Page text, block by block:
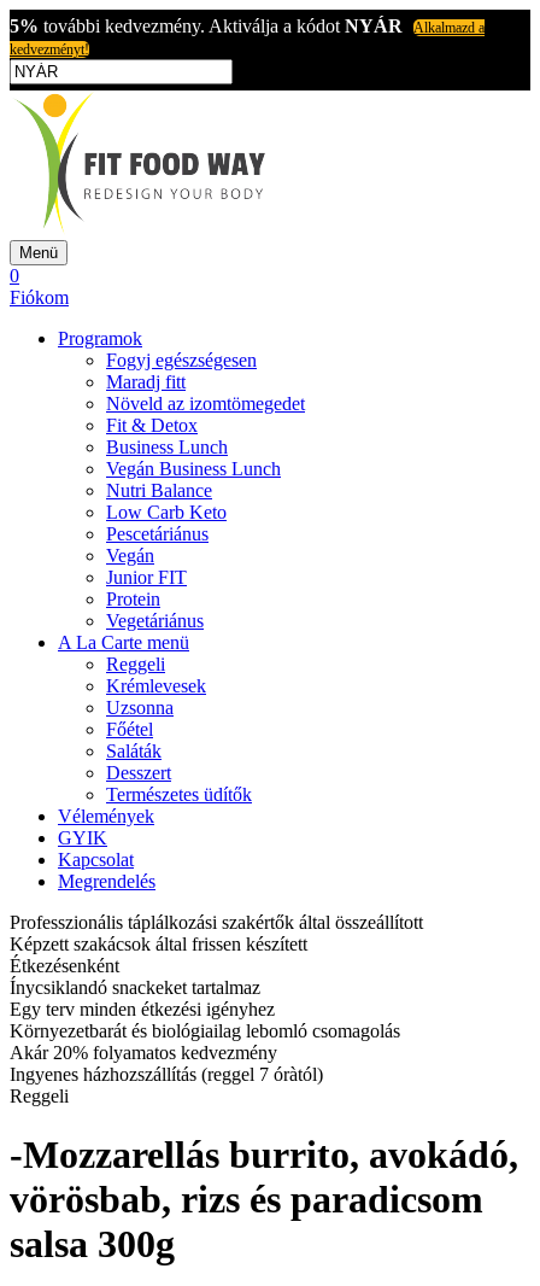
5% további kedvezmény. Aktiválja a kódot NYÁR
Alkalmazd a
kedvezményt!
Menü
0
Fiókom
Programok
Fogyj egészségesen
Maradj fitt
Növeld az izomtömegedet
Fit & Detox
Business Lunch
Vegán Business Lunch
Nutri Balance
Low Carb Keto
Pescetáriánus
Vegán
Junior FIT
Protein
Vegetáriánus
A La Carte menü
Reggeli
Krémlevesek
Uzsonna
Főétel
Saláták
Desszert
Természetes üdítők
Vélemények
GYIK
Kapcsolat
Megrendelés
Professzionális táplálkozási szakértők által összeállított
Képzett szakácsok által frissen készített
Étkezésenként
Ínycsiklandó snackeket tartalmaz
Egy terv minden étkezési igényhez
Környezetbarát és biológiailag lebomló csomagolás
Akár 20% folyamatos kedvezmény
Ingyenes házhozszállítás (reggel 7 óràtól)
Reggeli
-Mozzarellás burrito, avokádó,
vörösbab, rizs és paradicsom
salsa 300g